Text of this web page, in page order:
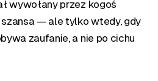
wywołany przez kogoś
szansa — ale tylko wtedy, gdy
zaufanie, a nie po cichu